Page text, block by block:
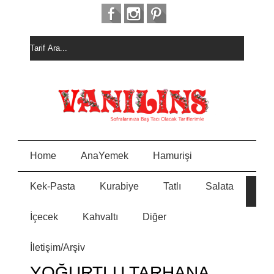
Home AnaYemek Hamurişi
Kek-Pasta Kurabiye Tatlı Salata
İçecek Kahvaltı Diğer
İletişim/Arşiv